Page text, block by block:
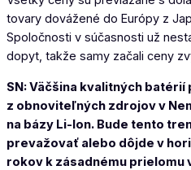
tovary dovážené do Európy z
Spoločnosti v súčasnosti už
dopyt, takže samy začali ceny
SN: Väčšina kvalitných
z obnoviteľných zdrojov v
na bázy Li-Ion. Bude tento
prevažovať alebo dôjde v
rokov k zásadnému